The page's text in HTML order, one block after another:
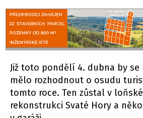
Již toto pondělí 4. dubna by se
mělo rozhodnout o osudu
tomto roce. Ten zůstal v
rekonstrukci Svaté Hory a